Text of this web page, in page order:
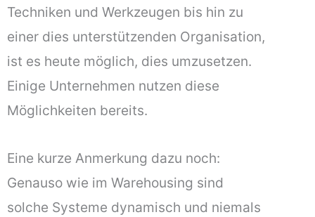
Techniken und Werkzeugen bis hin zu
einer dies unterstützenden Organisation,
ist es heute möglich, dies umzusetzen.
Einige Unternehmen nutzen diese
Möglichkeiten bereits.
Eine kurze Anmerkung dazu noch:
Genauso wie im Warehousing sind
solche Systeme dynamisch und niemals